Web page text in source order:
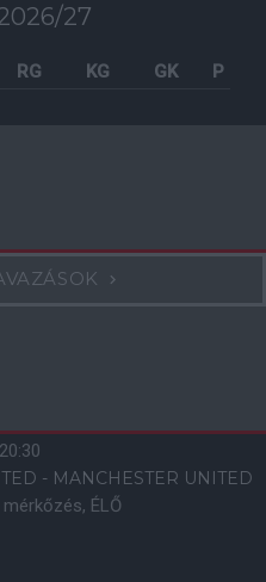
27
RG KG GK P
- MANCHESTER UNITED
ÉLŐ